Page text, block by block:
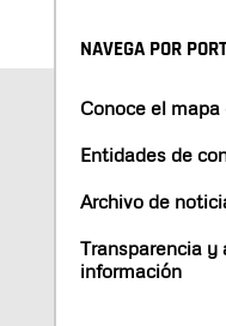
NAVEGA POR
Conoce el
Entidades de
Archivo de
Transparencia y
información